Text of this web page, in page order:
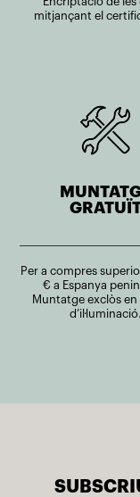
mitjançant el
Per a compres
€ a Espanya
Muntatge exclòs en
d’il·luminació.